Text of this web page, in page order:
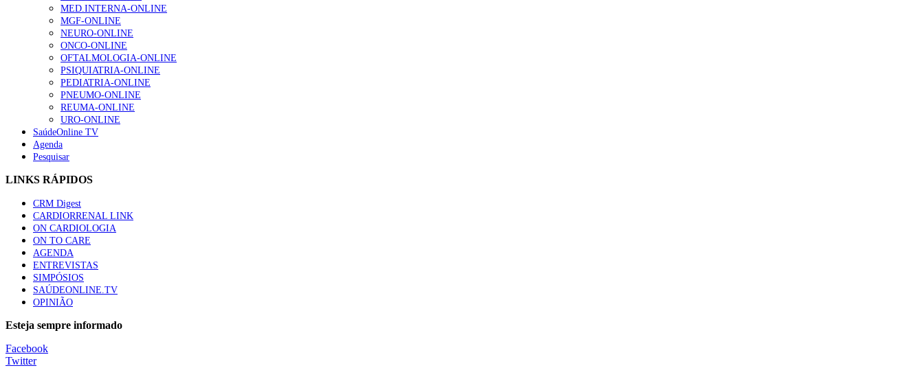
1.º Episódio do Podcast “Frequência Cardio – Sintoniza-te na Insuficiência Cardíaca” da Bayer
99 visualizações
“Os programas de rastreio do cancro do pulmão são custo-efetivos e representam um investimento sustentável para os sistemas de saúde”
88 visualizações
Quase quatro em cada dez doentes com enfarte apresentavam níveis elevados de Lp(a), revela estudo
Trodelvy aprovado para primeira linha no cancro da mama triplo negativo metastático em doentes não elegíveis para inibidores PD-(L)1
61 visualizações
MAIS NOTÍCIAS
7 Ago, 2026
MED.INTERNA-ONLINE
MGF-ONLINE
NEURO-ONLINE
ONCO-ONLINE
OFTALMOLOGIA-ONLINE
PSIQUIATRIA-ONLINE
PEDIATRIA-ONLINE
PNEUMO-ONLINE
REUMA-ONLINE
URO-ONLINE
SaúdeOnline TV
Agenda
Pesquisar
LINKS RÁPIDOS
CRM Digest
CARDIORRENAL LINK
ON CARDIOLOGIA
ON TO CARE
AGENDA
ENTREVISTAS
SIMPÓSIOS
SAÚDEONLINE.TV
OPINIÃO
Esteja sempre informado
Facebook
Twitter